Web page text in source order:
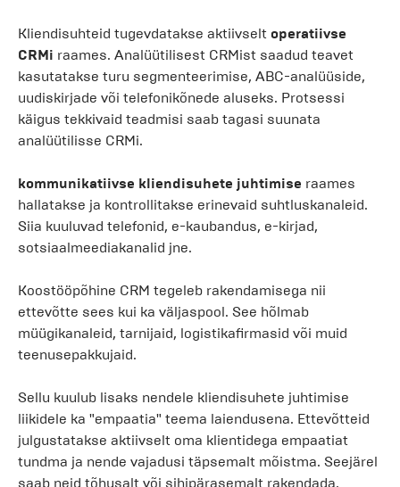
Kliendisuhteid tugevdatakse aktiivselt operatiivse
CRMi raames. Analüütilisest CRMist saadud teavet
kasutatakse turu segmenteerimise, ABC-analüüside,
uudiskirjade või telefonikõnede aluseks. Protsessi
käigus tekkivaid teadmisi saab tagasi suunata
analüütilisse CRMi.
kommunikatiivse kliendisuhete juhtimise raames
hallatakse ja kontrollitakse erinevaid suhtluskanaleid.
Siia kuuluvad telefonid, e-kaubandus, e-kirjad,
sotsiaalmeediakanalid jne.
Koostööpõhine CRM tegeleb rakendamisega nii
ettevõtte sees kui ka väljaspool. See hõlmab
müügikanaleid, tarnijaid, logistikafirmasid või muid
teenusepakkujaid.
Sellu kuulub lisaks nendele kliendisuhete juhtimise
liikidele ka "empaatia" teema laiendusena. Ettevõtteid
julgustatakse aktiivselt oma klientidega empaatiat
tundma ja nende vajadusi täpsemalt mõistma. Seejärel
saab neid tõhusalt või sihipärasemalt rakendada.